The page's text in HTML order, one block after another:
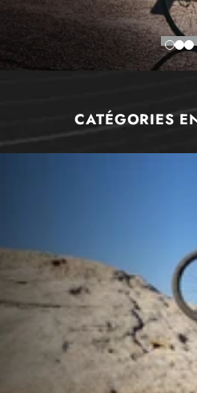
CATÉGORIES